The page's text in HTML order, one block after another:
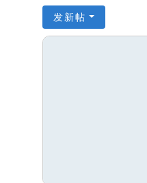
发新帖